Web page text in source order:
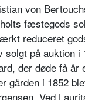
von
fæstegods
reduceret
på auktion i
der døde få år
gården i 1852
Ved